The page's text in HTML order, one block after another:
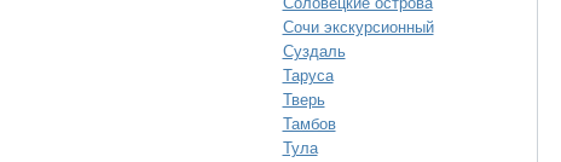
Сочи экскурсионный
Суздаль
Таруса
Тверь
Тамбов
Тула